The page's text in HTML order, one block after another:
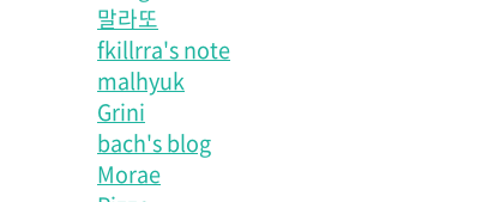
말라또
fkillrra's note
malhyuk
Grini
bach's blog
Morae